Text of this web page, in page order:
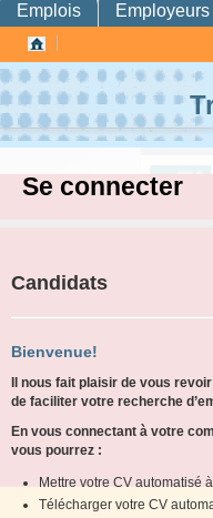
Emplois Employeurs
Se connecter
Candidats
Bienvenue!
Il nous fait plaisir de vous
de faciliter votre recherche
En vous connectant à votre
vous pourrez :
Mettre votre CV automatisé
Télécharger votre CV